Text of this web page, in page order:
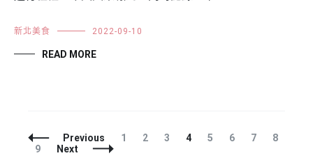
新北美食 2022-09-10
READ MORE
Posts
Navigation
Previous Page
1 Page
2 Page
3 Page
4 Page
5 Page
6 Page
7 Page
8
Page
9 Next